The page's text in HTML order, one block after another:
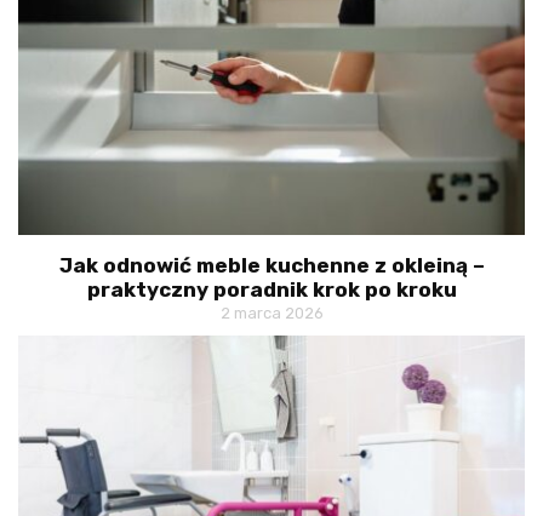
Jak odnowić meble kuchenne z okleiną –
praktyczny poradnik krok po kroku
2 marca 2026